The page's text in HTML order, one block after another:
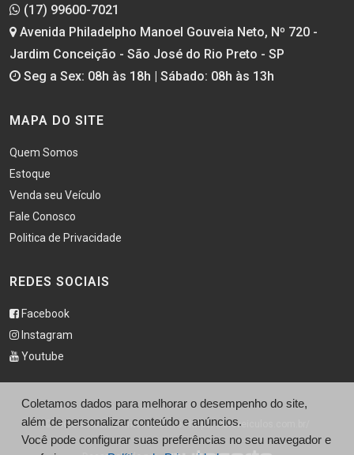
(17) 99600-7021
Avenida Philadelpho Manoel Gouveia Neto, Nº 720 -
Jardim Conceição - São José do Rio Preto - SP
Seg a Sex: 08h às 18h | Sábado: 08h às 13h
MAPA DO SITE
Quem Somos
Estoque
Venda seu Veículo
Fale Conosco
Politica de Privacidade
REDES SOCIAIS
Facebook
Instagram
Youtube
© Didio Veículos - Interior Carro - http://didioveiculos.com.br/
Coletamos dados para melhorar o desempenho do site,
além de personalizar conteúdo e anúncios.
Você pode configurar suas preferências no seu navegador e